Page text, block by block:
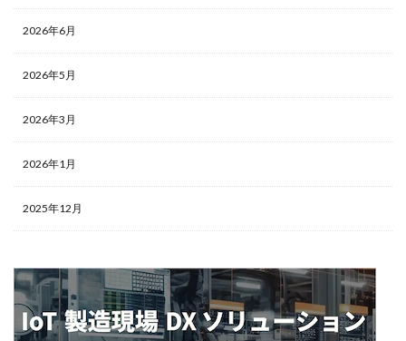
2026年6月
2026年5月
2026年3月
2026年1月
2025年12月